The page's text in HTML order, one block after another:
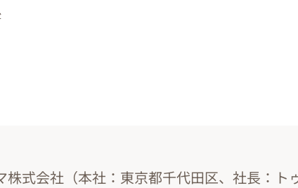
株式会社（本社：東京都千代田区、社長：ト